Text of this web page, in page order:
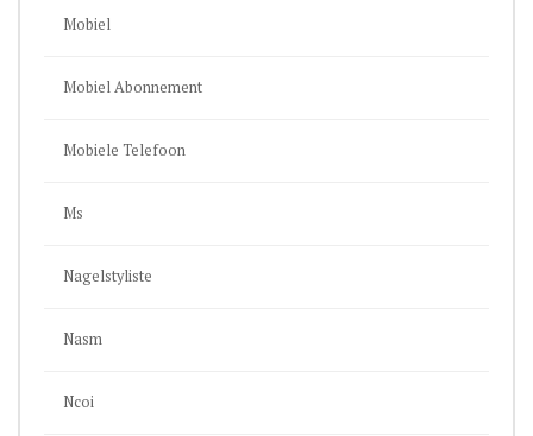
Mobiel
Mobiel Abonnement
Mobiele Telefoon
Ms
Nagelstyliste
Nasm
Ncoi